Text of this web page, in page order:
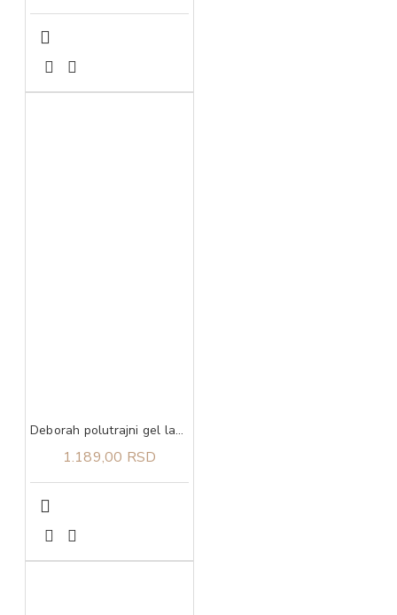
Deborah polutrajni gel lak 10 4,5 ml
1.189,00 RSD